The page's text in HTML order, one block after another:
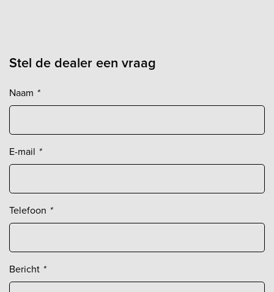
Stel de dealer een vraag
Naam *
E-mail *
Telefoon *
Bericht *